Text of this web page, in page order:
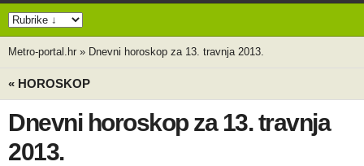
Metro-portal.hr » Dnevni horoskop za 13. travnja 2013.
« HOROSKOP
Dnevni horoskop za 13. travnja
2013.